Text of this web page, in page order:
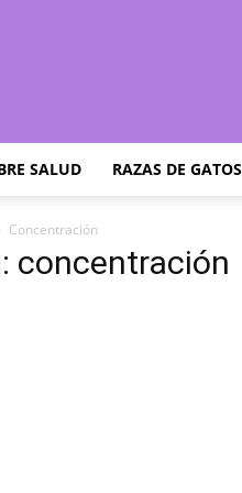
SALUD RAZAS DE GATOS
Concentración
concentración